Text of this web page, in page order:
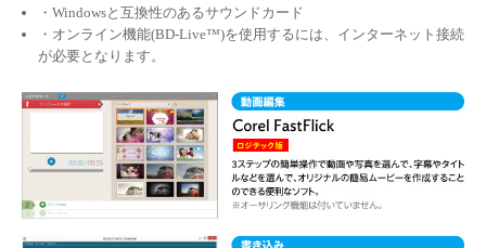
・Windowsと互換性のあるサウンドカード
・オンライン機能(BD-Live™)を使用するには、インターネット接続
が必要となります。